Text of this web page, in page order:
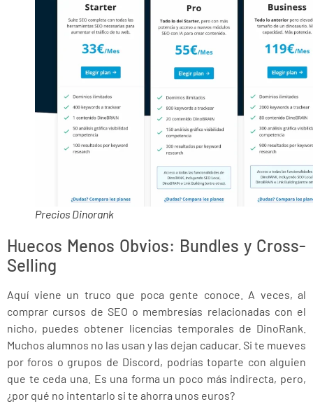
Precios Dinorank
Huecos Menos Obvios: Bundles y Cross-
Selling
Aquí viene un truco que poca gente conoce. A veces, al
comprar cursos de SEO o membresías relacionadas con el
nicho, puedes obtener licencias temporales de DinoRank.
Muchos alumnos no las usan y las dejan caducar. Si te mueves
por foros o grupos de Discord, podrías toparte con alguien
que te ceda una. Es una forma un poco más indirecta, pero,
¿por qué no intentarlo si te ahorra unos euros?